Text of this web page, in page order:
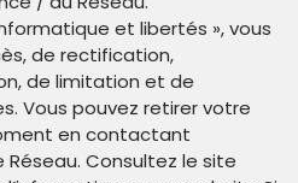
et libertés », vous
de rectification,
de limitation et de
Vous pouvez retirer votre
en contactant
Consultez le site